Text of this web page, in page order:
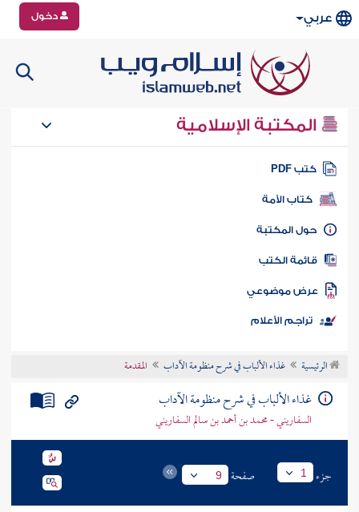
عربي دخول
المكتبة الإسلامية
كتب PDF
كتاب الأمة
المكتبة
الكتب
موضوعي
تراجم الأعلام
الرئيسية غذاء الألباب في شرح منظومة الآداب المقدمة
غذاء الألباب في شرح منظومة الآداب
السفاريني - محمد بن أحمد بن سالم السفاريني
جزء 1 صفحة 9